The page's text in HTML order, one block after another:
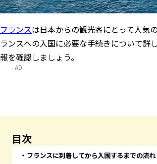
フランスは日本からの観光客にとって人気
ランスへの入国に必要な手続きについて詳
報を確認しましょう。
AD
目次
フランスに到着してから入国するまでの流れ